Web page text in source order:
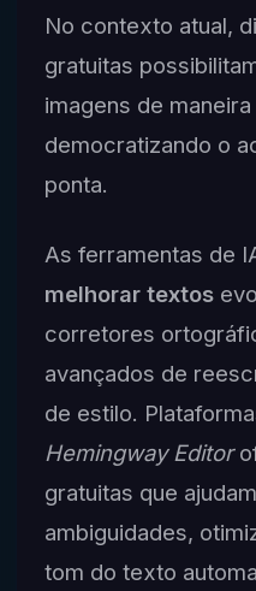
No contexto atual,
gratuitas
imagens de
democratizando o
ponta.
As ferramentas de
melhorar textos
corretores
avançados de
de estilo.
Hemingway Editor
gratuitas que
ambiguidades,
tom do texto